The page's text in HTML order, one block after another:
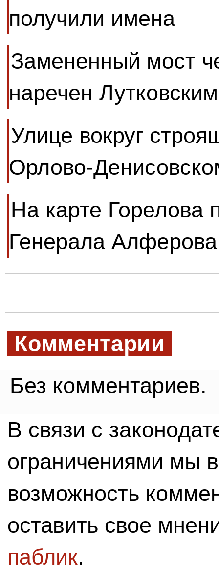
получили имена
Замененный мост
наречен Лутковским
Улице вокруг
Орлово-
На карте Горелова
Генерала Алферова
Комментарии
Без комментариев.
В связи с
ограничениями мы
возможность
оставить свое
паблик.